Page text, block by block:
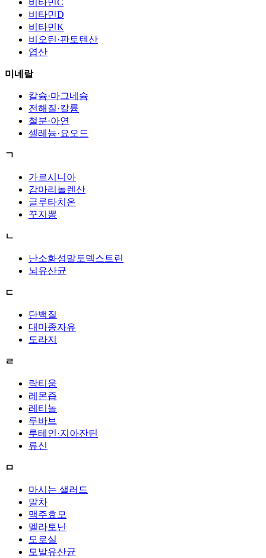
비타민D
비타민K
비오틴·판토텐산
엽산
미네랄
칼슘·마그네슘
전해질·칼륨
철분·아연
셀레늄·요오드
ㄱ
가르시니아
감마리놀렌산
글루타치온
꾸지뽕
ㄴ
난소화성말토덱스트린
뇌유산균
ㄷ
단백질
대마종자유
도라지
ㄹ
락티움
레몬즙
레티놀
루바브
루테인·지아잔틴
류신
ㅁ
마시는 샐러드
말차
맥주효모
멜라토닌
모로실
모발유산균